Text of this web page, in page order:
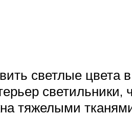
светлые
тяжелыми